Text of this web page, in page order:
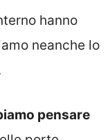
hanno
neanche lo
pensare